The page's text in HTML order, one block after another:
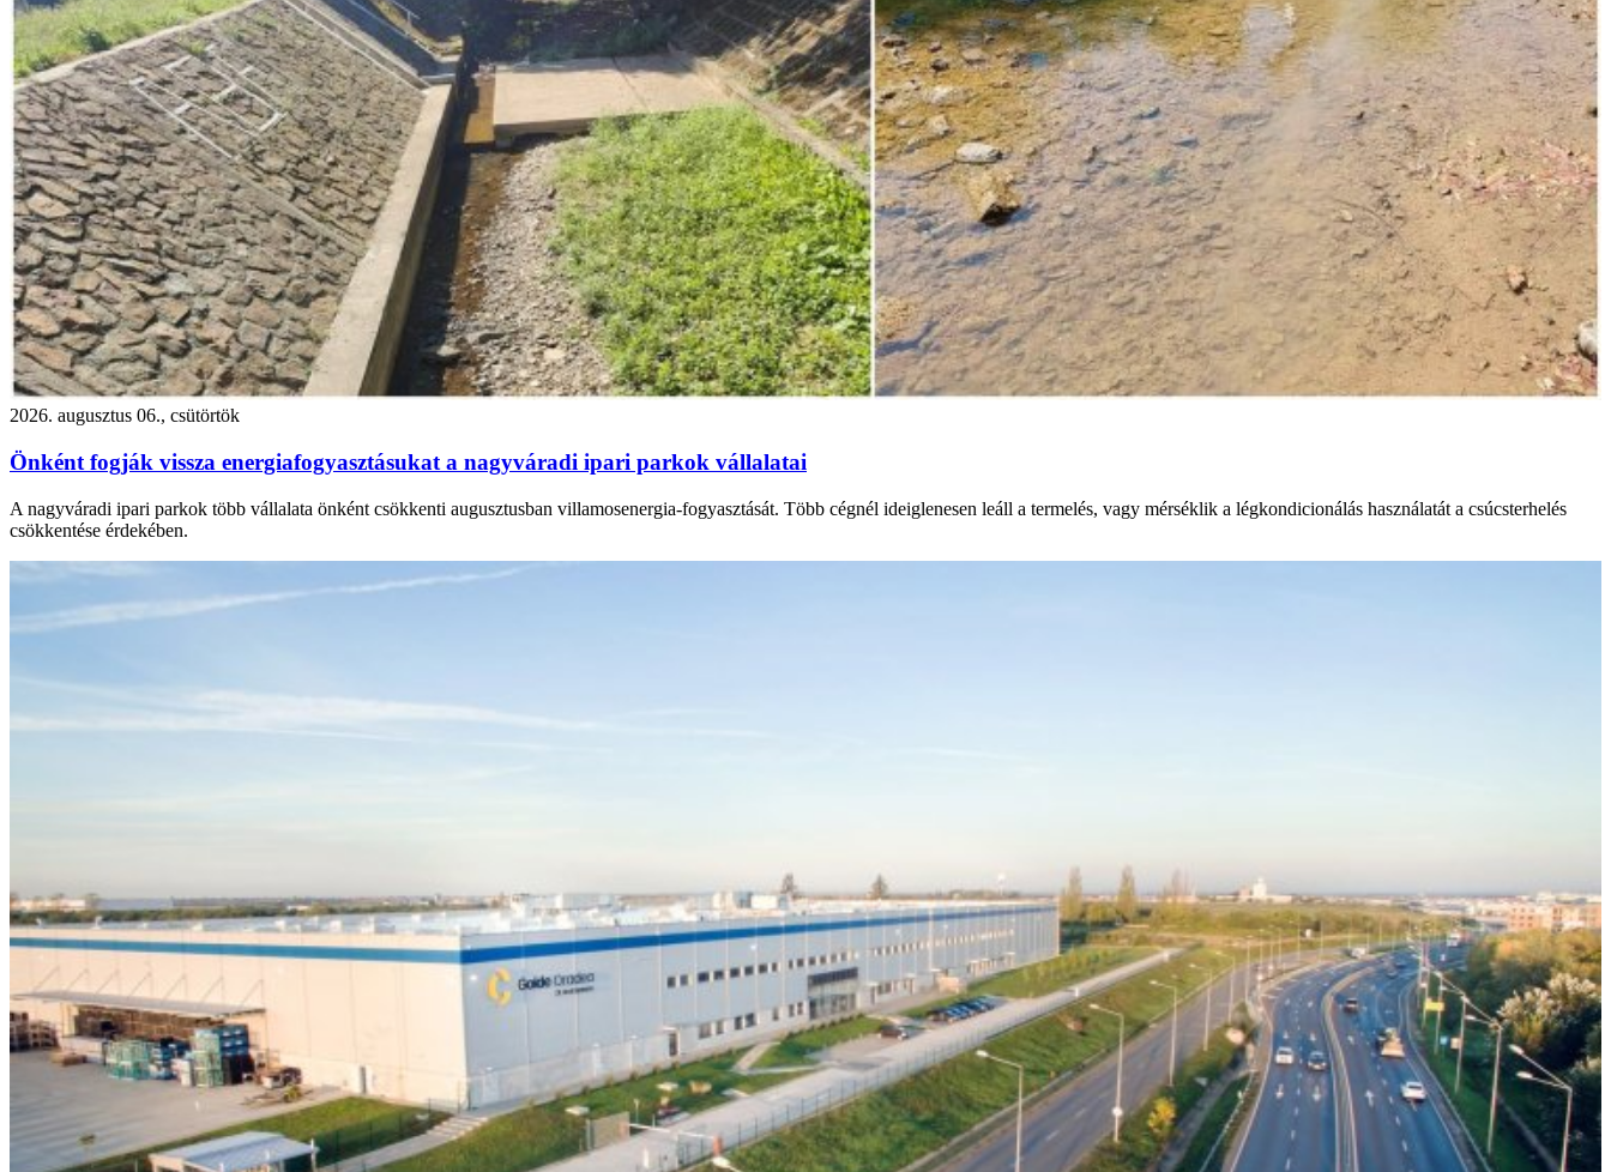
2026. augusztus 06., csütörtök
Önként fogják vissza energiafogyasztásukat a nagyváradi ipari parkok vállalatai
A nagyváradi ipari parkok több vállalata önként csökkenti augusztusban villamosenergia-fogyasztását. Több cégnél ideiglenesen leáll a termelés, vagy mérséklik a légkondicionálás használatát a csúcsterhelés
csökkentése érdekében.